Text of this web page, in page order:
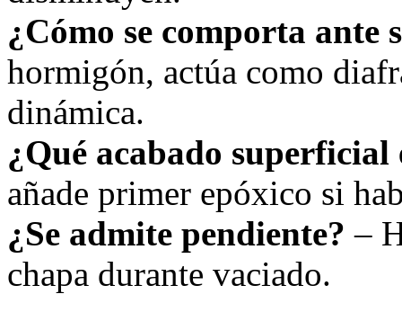
¿Cómo se comporta ante
hormigón, actúa como
dinámica.
¿Qué acabado superficial
añade primer epóxico si
¿Se admite pendiente? –
chapa durante vaciado.